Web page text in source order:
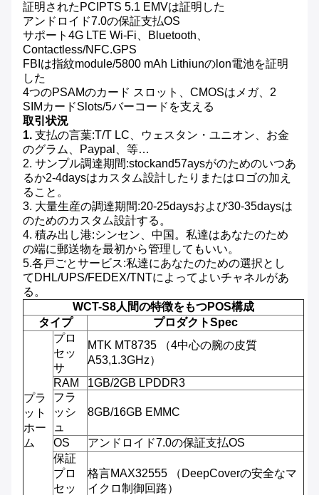
証明されたPCIPTS 5.1 EMVは証明した
アンドロイド7.0の保証支払OS
サポート4G LTE Wi-Fi、Bluetooth、
Contactless/NFC.GPS
FBIは指紋module/5800 mAh Lithiunのlon電池を証明
した
4つのPSAMのカード スロット、CMOSはメガ、2
SIMカードSlots/5バーコードを支える
取引状況
1. 支払の言葉:T/T LC、ウェスタン・ユニオン、お金
のグラム、Paypal、等…
2. サンプル調達期間:stockand57aysがのためのいつあ
るか2-4daysはカスタム設計したりまたはロゴの加え
ること。
3. 大量生産の調達期間:20-25daysおよび30-35daysは
のためのカスタム設計する。
4. 積み出し港:シンセン、中国。私達はあなたのため
の端に郵送物を最初から管理してもいい。
5.各戸ごとサービス:私達にあなたのための選択とし
てDHL/UPS/FEDEX/TNTによってよいチャネルがあ
る。
WCT-S8人間の特徴をもつPOS構成
タイプ
プロダクトSpec
プラ
ット
ホー
ム
プロ
セッ
サ
MTK MT8735 （4中心の腕の皮質
A53,1.3GHz）
RAM
1GB/2GB LPDDR3
フラ
ッシ
ュ
8GB/16GB EMMC
OS
アンドロイド7.0の保証支払OS
保証
プロ
セッ
格言MAX32555 （DeepCoverの安全なマ
イクロ制御回路）